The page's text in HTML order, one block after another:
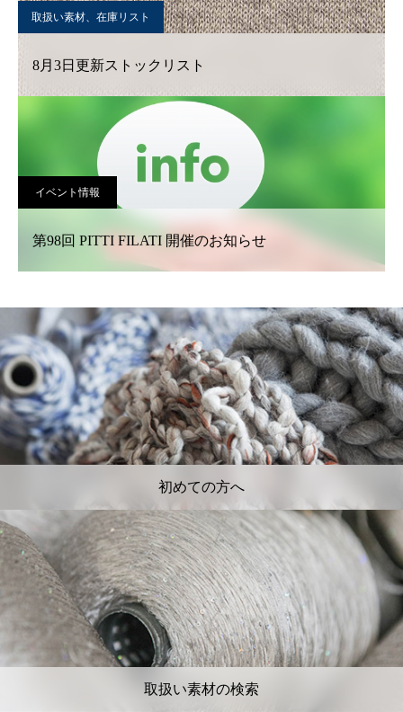
取扱い素材、在庫リスト
8月3日更新ストックリスト
イベント情報
第98回 PITTI FILATI 開催のお知らせ
初めての方へ
取扱い素材の検索